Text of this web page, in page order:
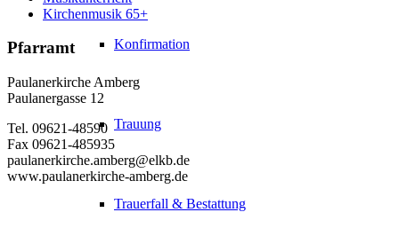
Konfirmation
Trauung
Trauerfall & Bestattung
Kirchenmusik 65+
Pfarramt
Paulanerkirche Amberg
Paulanergasse 12
Tel. 09621-48590
Fax 09621-485935
paulanerkirche.amberg@elkb.de
www.paulanerkirche-amberg.de